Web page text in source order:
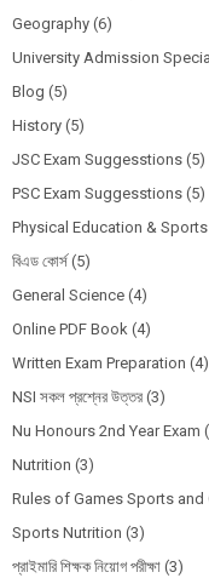
Geography (6)
University Admission
Blog (5)
History (5)
JSC Exam Suggesstions (5)
PSC Exam Suggesstions (5)
Physical Education &
বিএড কোর্স (5)
General Science (4)
Online PDF Book (4)
Written Exam Preparation (4)
NSI সকল প্রশ্নের উত্তর (3)
Nu Honours 2nd Year Exam
Nutrition (3)
Rules of Games Sports
Sports Nutrition (3)
প্রাইমারি শিক্ষক নিয়োগ পরীক্ষা (3)